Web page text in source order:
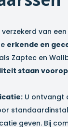
van
erkende en
Zaptec en
staan voorop
U ontvangt
geven. Bij